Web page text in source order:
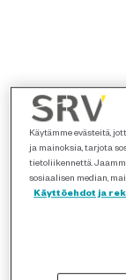
Käytämme evästeitä,
ja mainoksia, tarjota
tietoliikennettä.
sosiaalisen median,
Käyttöehdot ja